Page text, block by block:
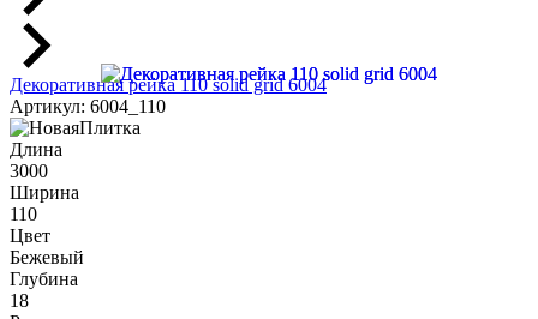
Декоративная рейка 110 solid grid 6004
Артикул: 6004_110
Длина
3000
Ширина
110
Цвет
Бежевый
Глубина
18